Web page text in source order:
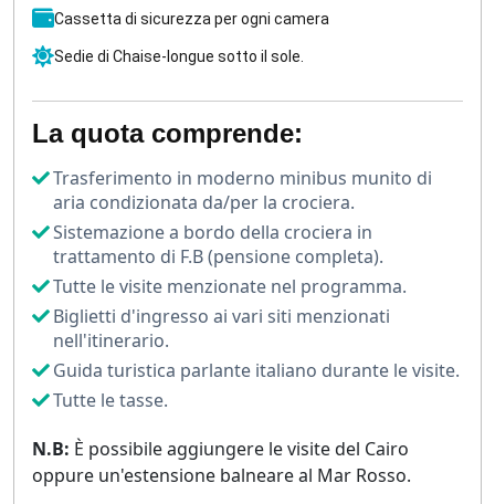
La tua
Abu Simbel
, simbolo supremo della grandiosa civiltà
egizia, dove rimarrai senza fiato di fronte alle colossali
E mentre navighi lungo ilfiume del Nilo
la magia di questo viaggio indimenticabile attraverso il
cuoredell'antico Egitto.
Cassetta di sicurezza per ogni camera
Sedie di Chaise-longue sotto il sole.
La quota comprende:
Trasferimento in moderno minibus munito di
aria condizionata da/per la crociera.
Sistemazione a bordo della crociera in
trattamento di F.B (pensione completa).
Tutte le visite menzionate nel programma.
Biglietti d'ingresso ai vari siti menzionati
nell'itinerario.
Guida turistica parlante italiano durante le visite.
Tutte le tasse.
N.B: È possibile aggiungere le visite del Cairo
oppure un'estensione balneare al Mar Rosso.